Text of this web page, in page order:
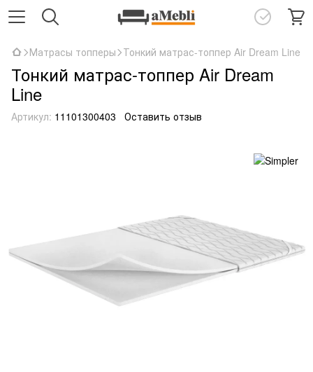
Матрасы топперы Тонкий матрас-топпер Air Dream Line
Тонкий матрас-топпер Air Dream
Line
Артикул: 11101300403 Оставить отзыв